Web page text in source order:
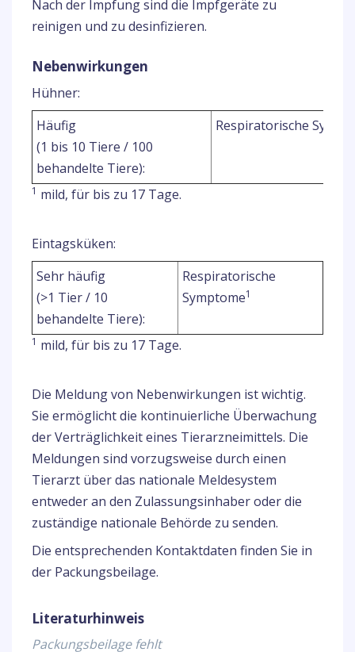
Nach der Impfung sind die Impfgeräte zu
reinigen und zu desinfizieren.
Nebenwirkungen
Hühner:
Häufig
(1 bis 10 Tiere / 100
behandelte Tiere):
Respiratorische
1 mild, für bis zu 17 Tage.
Eintagsküken:
Sehr häufig
(>1 Tier / 10
behandelte Tiere):
Respiratorische
Symptome1
1 mild, für bis zu 17 Tage.
Die Meldung von Nebenwirkungen ist wichtig.
Sie ermöglicht die kontinuierliche Überwachung
der Verträglichkeit eines Tierarzneimittels. Die
Meldungen sind vorzugsweise durch einen
Tierarzt über das nationale Meldesystem
entweder an den Zulassungsinhaber oder die
zuständige nationale Behörde zu senden.
Die entsprechenden Kontaktdaten finden Sie in
der Packungsbeilage.
Literaturhinweis
Packungsbeilage fehlt